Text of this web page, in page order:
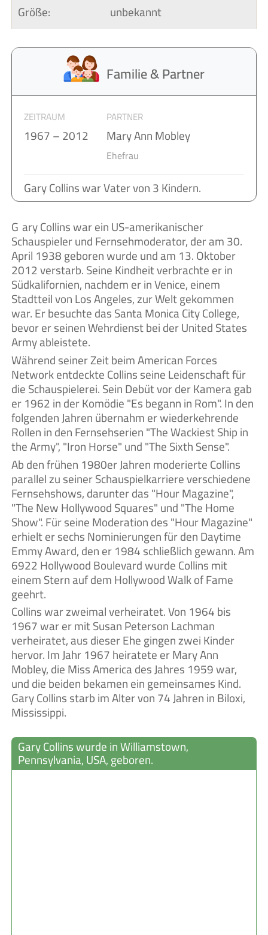
Größe:
unbekannt
Familie & Partner
ZEITRAUM PARTNER
1967 – 2012 Mary Ann Mobley
Ehefrau
Gary Collins war Vater von 3 Kindern.
Gary Collins war ein US-amerikanischer
Schauspieler und Fernsehmoderator, der am 30.
April 1938 geboren wurde und am 13. Oktober
2012 verstarb. Seine Kindheit verbrachte er in
Südkalifornien, nachdem er in Venice, einem
Stadtteil von Los Angeles, zur Welt gekommen
war. Er besuchte das Santa Monica City College,
bevor er seinen Wehrdienst bei der United States
Army ableistete.
Während seiner Zeit beim American Forces
Network entdeckte Collins seine Leidenschaft für
die Schauspielerei. Sein Debüt vor der Kamera gab
er 1962 in der Komödie "Es begann in Rom". In den
folgenden Jahren übernahm er wiederkehrende
Rollen in den Fernsehserien "The Wackiest Ship in
the Army", "Iron Horse" und "The Sixth Sense".
Ab den frühen 1980er Jahren moderierte Collins
parallel zu seiner Schauspielkarriere verschiedene
Fernsehshows, darunter das "Hour Magazine",
"The New Hollywood Squares" und "The Home
Show". Für seine Moderation des "Hour Magazine"
erhielt er sechs Nominierungen für den Daytime
Emmy Award, den er 1984 schließlich gewann. Am
6922 Hollywood Boulevard wurde Collins mit
einem Stern auf dem Hollywood Walk of Fame
geehrt.
Collins war zweimal verheiratet. Von 1964 bis
1967 war er mit Susan Peterson Lachman
verheiratet, aus dieser Ehe gingen zwei Kinder
hervor. Im Jahr 1967 heiratete er Mary Ann
Mobley, die Miss America des Jahres 1959 war,
und die beiden bekamen ein gemeinsames Kind.
Gary Collins starb im Alter von 74 Jahren in Biloxi,
Mississippi.
Gary Collins wurde in Williamstown,
Pennsylvania, USA, geboren.